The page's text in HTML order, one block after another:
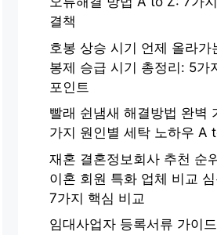
결책
호봉 상승 시기 언제 올라가
봉제 승급 시기 총정리: 5가
포인트
빨래 쉰냄새 해결방법 완벽
가지 원인별 세탁 노하우 A
재혼 결혼정보회사 추천 순
이혼 회원 특화 업체 비교
7가지 핵심 비교
임대사업자 등록서류 가이